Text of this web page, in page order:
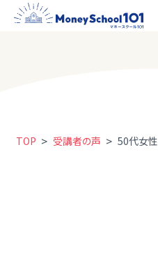
TOP > 受講者の声 > 50代女性